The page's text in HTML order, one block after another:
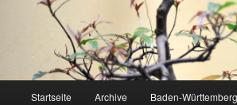
Startseite Archive Baden-Württemberg